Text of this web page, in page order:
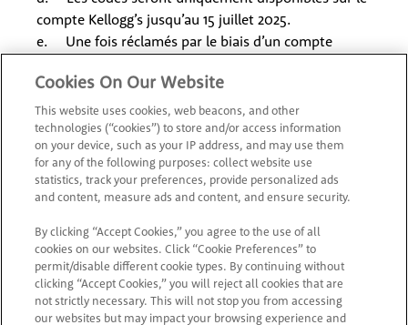
compte Kellogg’s jusqu’au 15 juillet 2025.
e. Une fois réclamés par le biais d’un compte
que pendant une période de 6 mois. Au-delà de
cette période, tous les points Platinum non utilisés
seront supprimés du compte My Nintendo.
f. Les codes peuvent être utilisés sur [Nintendo
promo landing page URL] ou
https://my.nintendo.com/serial_numberdu
g. Les Conditions du contrat de compte Nintendo
et du programme My Nintendo Rewards
s’appliquent. Pour consulter les Conditions générales
du programme My Nintendo Rewards, allez sur :
Cookies On Our Website
This website uses cookies, web beacons, and other
technologies (“cookies”) to store and/or access information
on your device, such as your IP address, and may use them
for any of the following purposes: collect website use
statistics, track your preferences, provide personalized ads
and content, measure ads and content, and ensure security.
By clicking “Accept Cookies,” you agree to the use of all
cookies on our websites. Click “Cookie Preferences” to
permit/disable different cookie types. By continuing without
clicking “Accept Cookies,” you will reject all cookies that are
not strictly necessary. This will not stop you from accessing
our websites but may impact your browsing experience and